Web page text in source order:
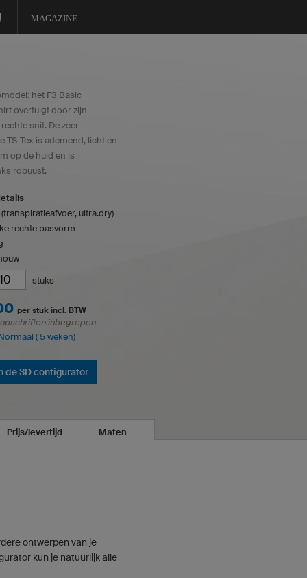
MAGAZINE
het F3 Basic
overtuigt door zijn
snit. De zeer
TS-Tex is ademend, licht en
op de huid en is
robuust.
(transpiratieafvoer, ultra.dry)
rechte pasvorm
stuks
per stuk incl. BTW
inbegrepen
( 5 weken)
de 3D configurator
Prijs/levertijd Maten
ontwerpen van je
kun je natuurlijk alle